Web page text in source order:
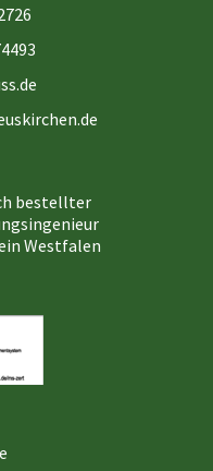
bestellter
Westfalen